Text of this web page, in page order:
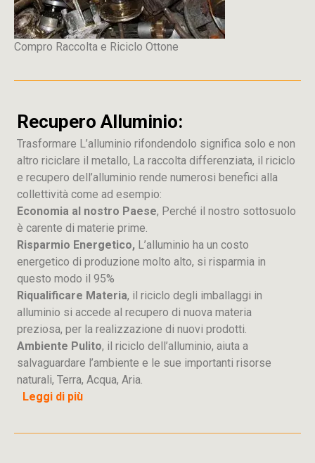
Compro Raccolta e Riciclo Ottone
Recupero Alluminio:
Trasformare L’alluminio rifondendolo significa solo e non
altro riciclare il metallo, La raccolta differenziata, il riciclo
e recupero dell’alluminio rende numerosi benefici alla
collettività come ad esempio:
Economia al nostro Paese, Perché il nostro sottosuolo
è carente di materie prime.
Risparmio Energetico, L’alluminio ha un costo
energetico di produzione molto alto, si risparmia in
questo modo il 95%
Riqualificare Materia, il riciclo degli imballaggi in
alluminio si accede al recupero di nuova materia
preziosa, per la realizzazione di nuovi prodotti.
Ambiente Pulito, il riciclo dell’alluminio, aiuta a
salvaguardare l’ambiente e le sue importanti risorse
naturali, Terra, Acqua, Aria.
Leggi di più